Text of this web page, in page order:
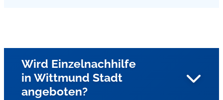
Wird Einzelnachhilfe
in Wittmund Stadt
angeboten?